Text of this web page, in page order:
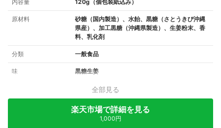
内容量 120g（個包装紙込み）
原材料
砂糖（国内製造）、水飴、黒糖（さとうきび沖縄
県産）、加工黒糖（沖縄県製造）、生姜粉末、香
料、乳化剤
分類 一般食品
味 黒糖生姜
全部見る
楽天市場で詳細を見る
1,000円